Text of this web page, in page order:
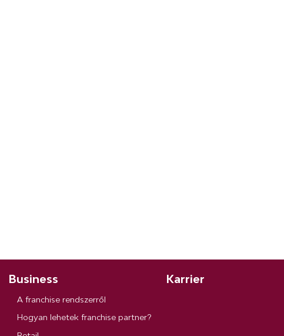
Business
A franchise rendszerről
Hogyan lehetek franchise partner?
Karrier